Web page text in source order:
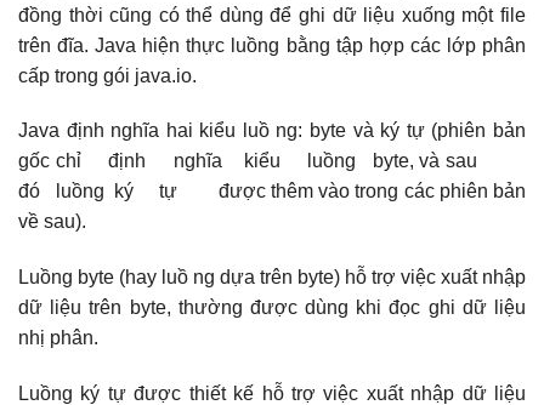
đồng thời cũng có thể dùng để ghi dữ liệu xuống một file
trên đĩa. Java hiện thực luồng bằng tập hợp các lớp phân
cấp trong gói java.io.
Java định nghĩa hai kiểu luồ ng: byte và ký tự (phiên bản
gốc chỉ định nghĩa kiểu luồng byte, và sau
đó luồng ký tự được thêm vào trong các phiên bản
về sau).
Luồng byte (hay luồ ng dựa trên byte) hỗ trợ việc xuất nhập
dữ liệu trên byte, thường được dùng khi đọc ghi dữ liệu
nhị phân.
Luồng ký tự được thiết kế hỗ trợ việc xuất nhập dữ liệu